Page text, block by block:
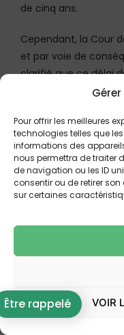
Pour offrir les meilleures
technologies telles que
informations des
nous permettra de traiter
de navigation ou les ID
consentir ou de retirer
sur certaines
VOIR
de cinq ans.
Cependant, la Cour
et par voie de
clarifié que ce délai
l’action en restitution
constatant le
approche est
consommateur, qui
l’étendue de ses
En ce qui concerne
prescription court à
connaissance du
2022 dans l’affaire de
Être rappelé